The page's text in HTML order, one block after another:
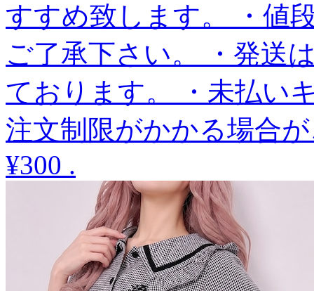
すすめ致します。 ・値
ご了承下さい。 ・発送
ております。 ・未払い
注文制限がかかる場合
¥300 .